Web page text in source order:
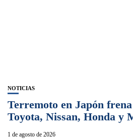
NOTICIAS
Terremoto en Japón
Toyota, Nissan, Honda y
1 de agosto de 2026